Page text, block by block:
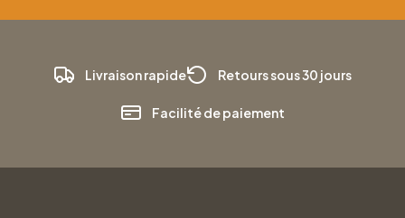
Livraison rapide Retours sous 30 jours
Facilité de paiement